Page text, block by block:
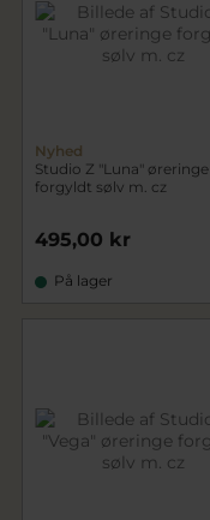
Nyhed
Studio Z "Luna" øreringe
forgyldt sølv m. cz
495,00 kr
På lager